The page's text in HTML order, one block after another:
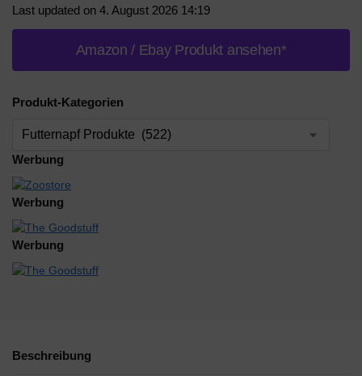
Last updated on 4. August 2026 14:19
Amazon / Ebay Produkt ansehen*
Produkt-Kategorien
Werbung
Werbung
Werbung
Beschreibung